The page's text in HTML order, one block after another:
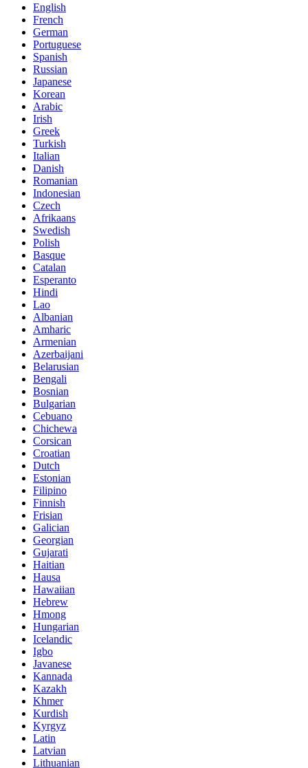
English
French
German
Portuguese
Spanish
Russian
Japanese
Korean
Arabic
Irish
Greek
Turkish
Italian
Danish
Romanian
Indonesian
Czech
Afrikaans
Swedish
Polish
Basque
Catalan
Esperanto
Hindi
Lao
Albanian
Amharic
Armenian
Azerbaijani
Belarusian
Bengali
Bosnian
Bulgarian
Cebuano
Chichewa
Corsican
Croatian
Dutch
Estonian
Filipino
Finnish
Frisian
Galician
Georgian
Gujarati
Haitian
Hausa
Hawaiian
Hebrew
Hmong
Hungarian
Icelandic
Igbo
Javanese
Kannada
Kazakh
Khmer
Kurdish
Kyrgyz
Latin
Latvian
Lithuanian